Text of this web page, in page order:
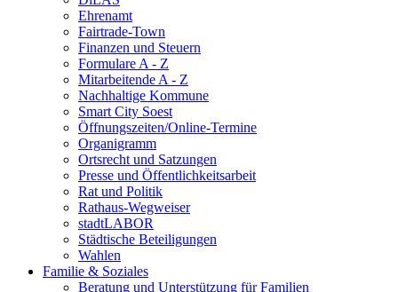
Ehrenamt
Fairtrade-Town
Finanzen und Steuern
Formulare A - Z
Mitarbeitende A - Z
Nachhaltige Kommune
Smart City Soest
Öffnungszeiten/Online-Termine
Organigramm
Ortsrecht und Satzungen
Presse und Öffentlichkeitsarbeit
Rat und Politik
Rathaus-Wegweiser
stadtLABOR
Städtische Beteiligungen
Wahlen
Familie & Soziales
Beratung und Unterstützung für Familien